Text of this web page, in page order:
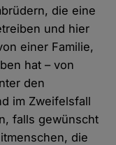
die eine
und hier
einer Familie,
hat – von
den
im Zweifelsfall
falls gewünscht
die